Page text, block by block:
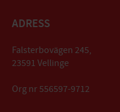
ADRESS
Falsterbovägen 245,
23591 Vellinge
Org nr 556597-9712